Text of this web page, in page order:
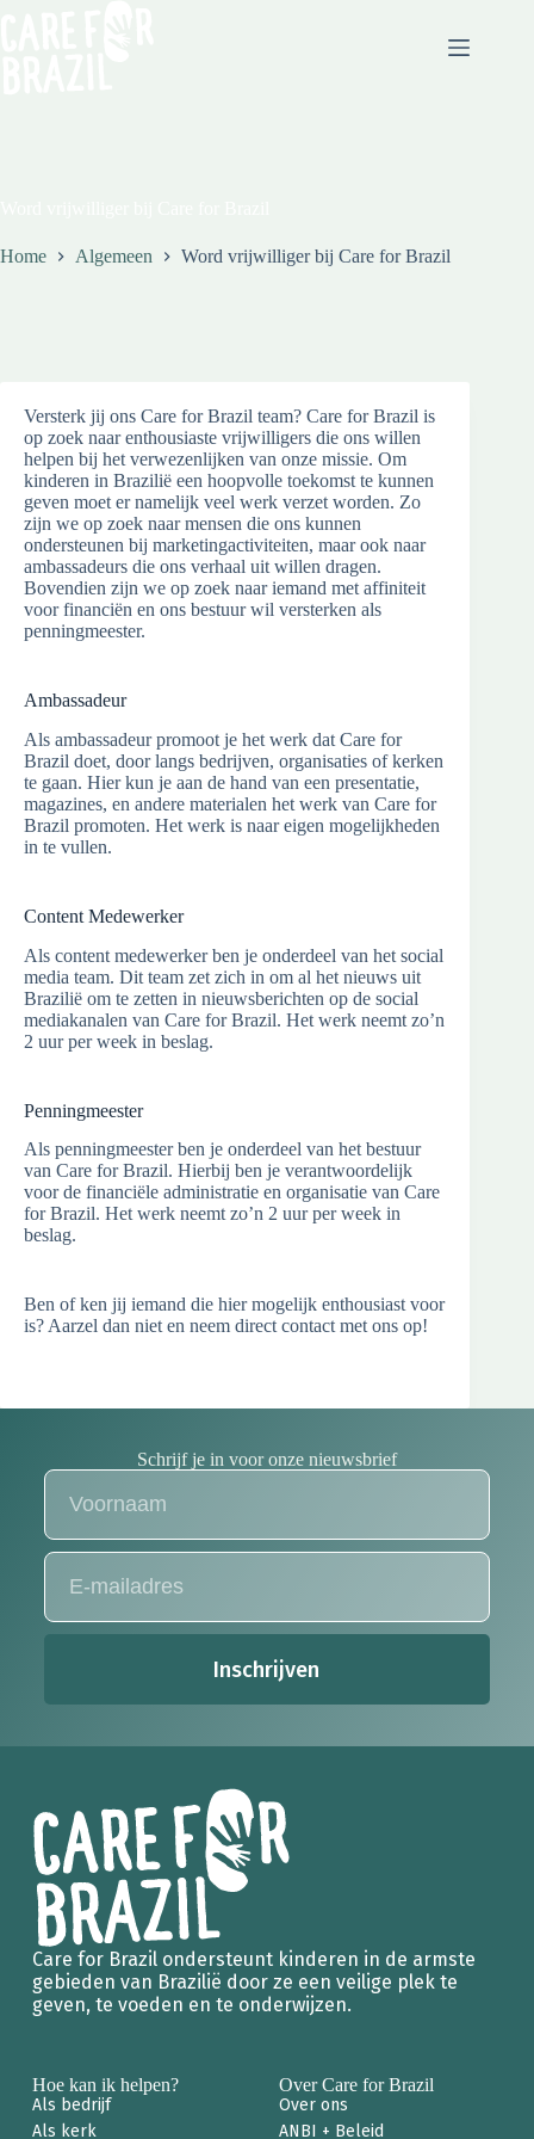
Home Algemeen Word vrijwilliger bij Care for Brazil
Versterk jij ons Care for Brazil team? Care for Brazil is
op zoek naar enthousiaste vrijwilligers die ons willen
helpen bij het verwezenlijken van onze missie. Om
kinderen in Brazilië een hoopvolle toekomst te kunnen
geven moet er namelijk veel werk verzet worden. Zo
zijn we op zoek naar mensen die ons kunnen
ondersteunen bij marketingactiviteiten, maar ook naar
ambassadeurs die ons verhaal uit willen dragen.
Bovendien zijn we op zoek naar iemand met affiniteit
voor financiën en ons bestuur wil versterken als
penningmeester.
Ambassadeur
Als ambassadeur promoot je het werk dat Care for
Brazil doet, door langs bedrijven, organisaties of kerken
te gaan. Hier kun je aan de hand van een presentatie,
magazines, en andere materialen het werk van Care for
Brazil promoten. Het werk is naar eigen mogelijkheden
in te vullen.
Content Medewerker
Als content medewerker ben je onderdeel van het social
media team. Dit team zet zich in om al het nieuws uit
Brazilië om te zetten in nieuwsberichten op de social
mediakanalen van Care for Brazil. Het werk neemt zo’n
2 uur per week in beslag.
Penningmeester
Als penningmeester ben je onderdeel van het bestuur
van Care for Brazil. Hierbij ben je verantwoordelijk
voor de financiële administratie en organisatie van Care
for Brazil. Het werk neemt zo’n 2 uur per week in
beslag.
Ben of ken jij iemand die hier mogelijk enthousiast voor
is? Aarzel dan niet en neem direct contact met ons op!
Schrijf je in voor onze nieuwsbrief
Inschrijven
Care for Brazil ondersteunt kinderen in de armste
gebieden van Brazilië door ze een veilige plek te
geven, te voeden en te onderwijzen.
Hoe kan ik helpen?
Als bedrijf
Als kerk
Over Care for Brazil
Over ons
ANBI + Beleid